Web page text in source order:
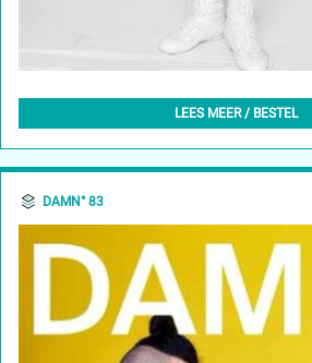
DAMN° 84 - SPRING 2023
LEES MEER / BESTEL
DAMN° 83